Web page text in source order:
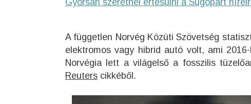
Gyorsan szeretnél értesülni a Sugópart
A független Norvég Közúti Szövetség
elektromos vagy hibrid autó volt, ami
Norvégia lett a világelső a fosszilis
Reuters cikkéből.